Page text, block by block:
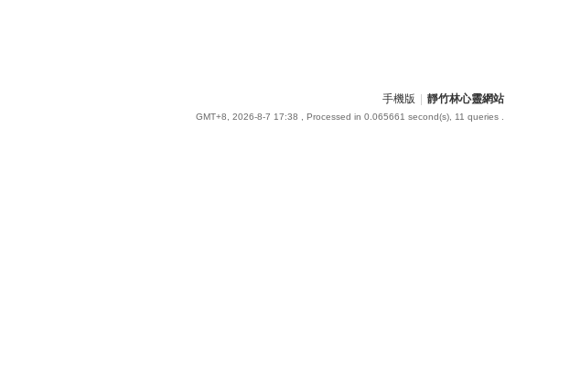
手機版 靜竹林心靈網站
GMT+8, 2026-8-7 17:38 , Processed in 0.065661 second(s), 11 queries .